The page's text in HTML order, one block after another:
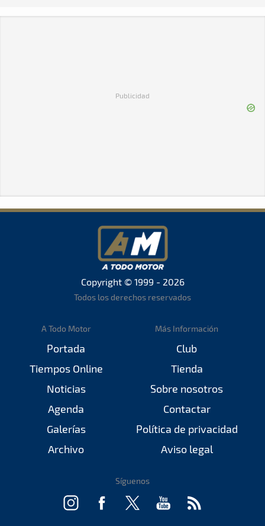
Publicidad
Copyright © 1999 - 2026
Todos los derechos reservados
A Todo Motor
Portada
Tiempos Online
Noticias
Agenda
Galerías
Archivo
Más Información
Club
Tienda
Sobre nosotros
Contactar
Política de privacidad
Aviso legal
Síguenos